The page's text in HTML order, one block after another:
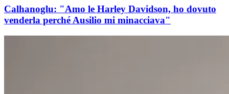
Calhanoglu: "Amo le Harley Davidson, ho dovuto
venderla perché Ausilio mi minacciava"